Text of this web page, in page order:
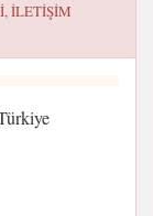
ILETIŞIM